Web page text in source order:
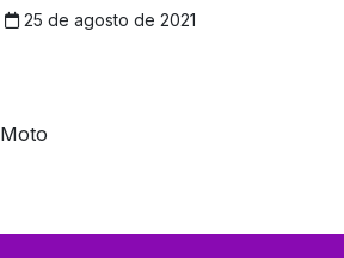
25 de agosto de 2021
Moto